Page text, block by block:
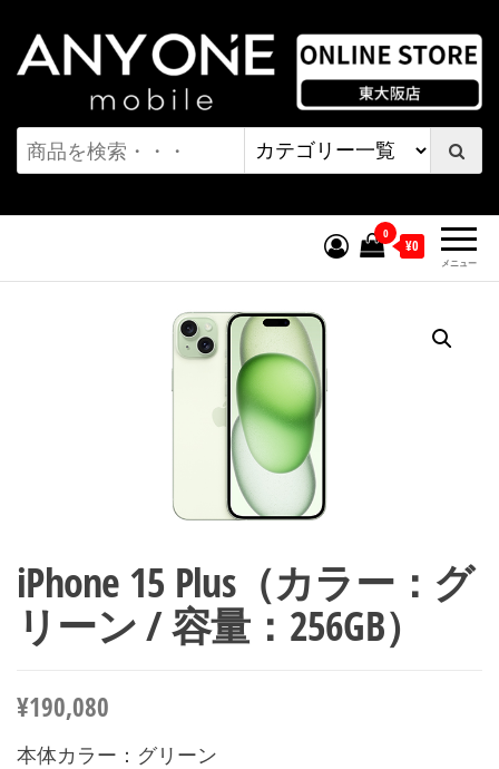
テ
へ
ワンモバイル オンラインストア
| 東大阪店
メニュー
0
¥0
iPhone 15 Plus（カラー：グ
リーン / 容量：256GB）
¥190,080
本体カラー：グリーン